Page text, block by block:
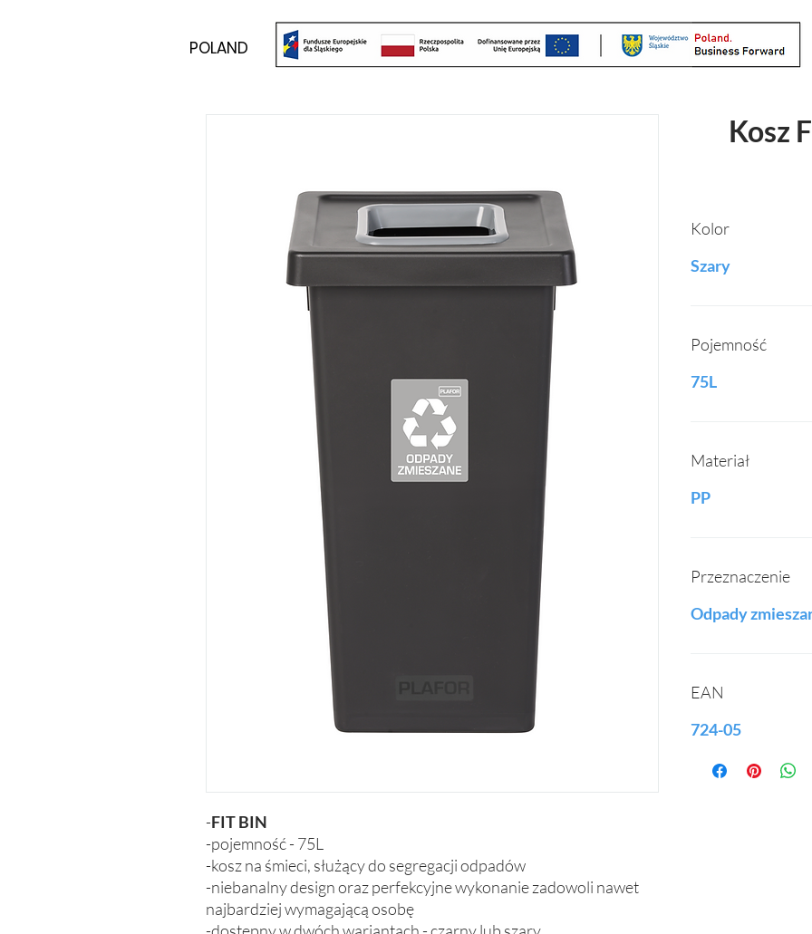
POLAND
-FIT BIN
-pojemność - 75L
-kosz na śmieci, służący do segregacji odpadów
-niebanalny design oraz perfekcyjne wykonanie zadowoli nawet
najbardziej wymagającą osobę
Kosz
Kolor
Szary
Pojemność
75L
Materiał
PP
Przeznaczenie
Odpady
EAN
724-05